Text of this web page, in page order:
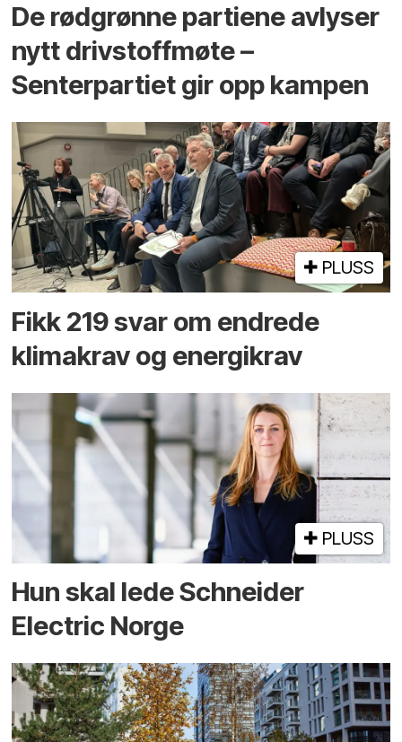
De rødgrønne partiene avlyser
nytt drivstoffmøte –
Senterpartiet gir opp kampen
PLUSS
Fikk 219 svar om endrede
klimakrav og energikrav
PLUSS
Hun skal lede Schneider
Electric Norge